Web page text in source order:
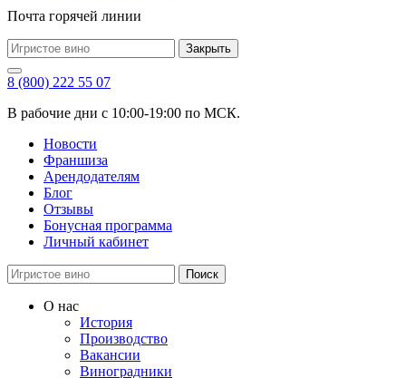
Почта горячей линии
Закрыть
8 (800) 222 55 07
В рабочие дни с 10:00-19:00 по МСК.
Новости
Франшиза
Арендодателям
Блог
Отзывы
Бонусная программа
Личный кабинет
Поиск
О нас
История
Производство
Вакансии
Виноградники